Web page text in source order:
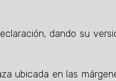
dando su
ubicada en las